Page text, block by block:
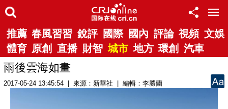
推薦 春風習習 銳評 國際 國內 評論 視頻 文娛
體育 原創 直播 財智 城市 地方 環創 汽車
雨後雲海如畫
2017-05-24 13:45:54 | 來源：新華社 | 編輯：李勝蘭